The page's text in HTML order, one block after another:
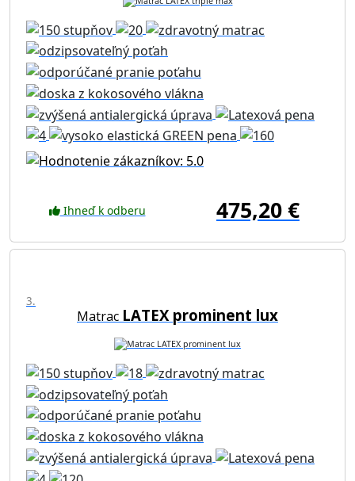
Ihneď k odberu 475,20 €
3.
Matrac LATEX prominent lux